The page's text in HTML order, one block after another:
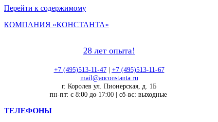
Перейти к содержимому
КОМПАНИЯ «КОНСТАНТА»
28 лет опыта!
+7 (495)513-11-47| +7 (495)513-11-67
mail@aoconstanta.ru
г. Королев ул. Пионерская, д. 1Б
пн-пт: с 8:00 до 17:00 | сб-вс: выходные
ТЕЛЕФОНЫ